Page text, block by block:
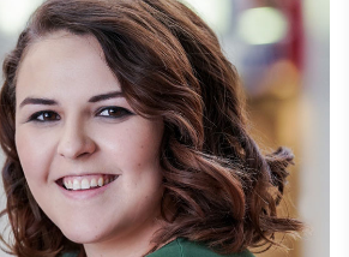
κριτή. Συνήθως, η Ελίζαμπεθ
των Stevie Awards στη
βοηθά στο γραφείο έκδοσης
εισιτηρίων ή στο σημείο συνεντεύξεων.